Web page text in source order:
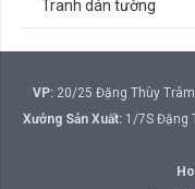
Tranh dán tường
VP:20/25 Đặng Thùy
Xưởng Sản Xuất: 1/7S Đặng